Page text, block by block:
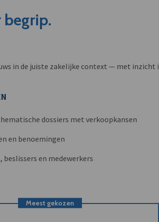
begrip.
in de juiste zakelijke context — met inzicht
dossiers met verkoopkansen
en benoemingen
en medewerkers
Meest gekozen